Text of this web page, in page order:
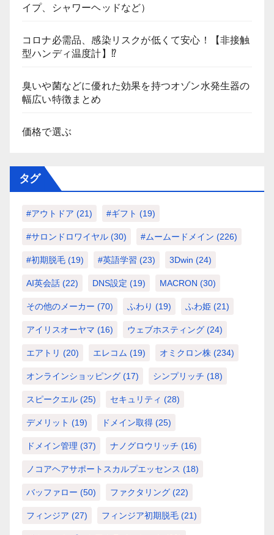
イプ、シャワーヘッドなど）
コロナ必需品、感染リスクが低くて安心！【非接触
型ハンディ温度計】⁉
臭いや菌などに優れた効果を持つオゾン水発生器の
幅広い特徴まとめ
価格で選ぶ
タグ
#アウトドア (21) #ギフト (19)
#サロンドロワイヤル (30) #ムームードメイン (226)
#初期脱毛 (19) #英語学習 (23) 3Dwin (24)
AI英会話 (22) DNS設定 (19) MACRON (30)
その他のメーカー (70) ふわり (19) ふわ姫 (21)
アイリスオーヤマ (16) ウェブホスティング (24)
エアトリ (20) エレコム (19) オミクロン株 (234)
オンラインショッピング (17) シンプリッチ (18)
スピークエル (25) セキュリティ (28)
デメリット (19) ドメイン取得 (25)
ドメイン管理 (37) ナノグロウリッチ (16)
ノコアヘアサポートスカルプエッセンス (18)
バッファロー (50) ファクタリング (22)
フィンジア (27) フィンジア初期脱毛 (21)